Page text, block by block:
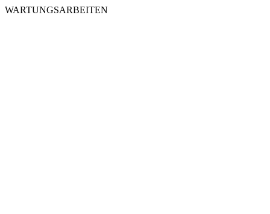
WARTUNGSARBEITEN